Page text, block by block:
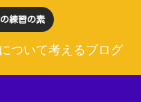
練習の素
ついて考えるブログ